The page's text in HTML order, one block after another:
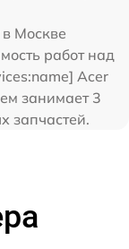
Москве
работ над
Acer
занимает 3
запчастей.